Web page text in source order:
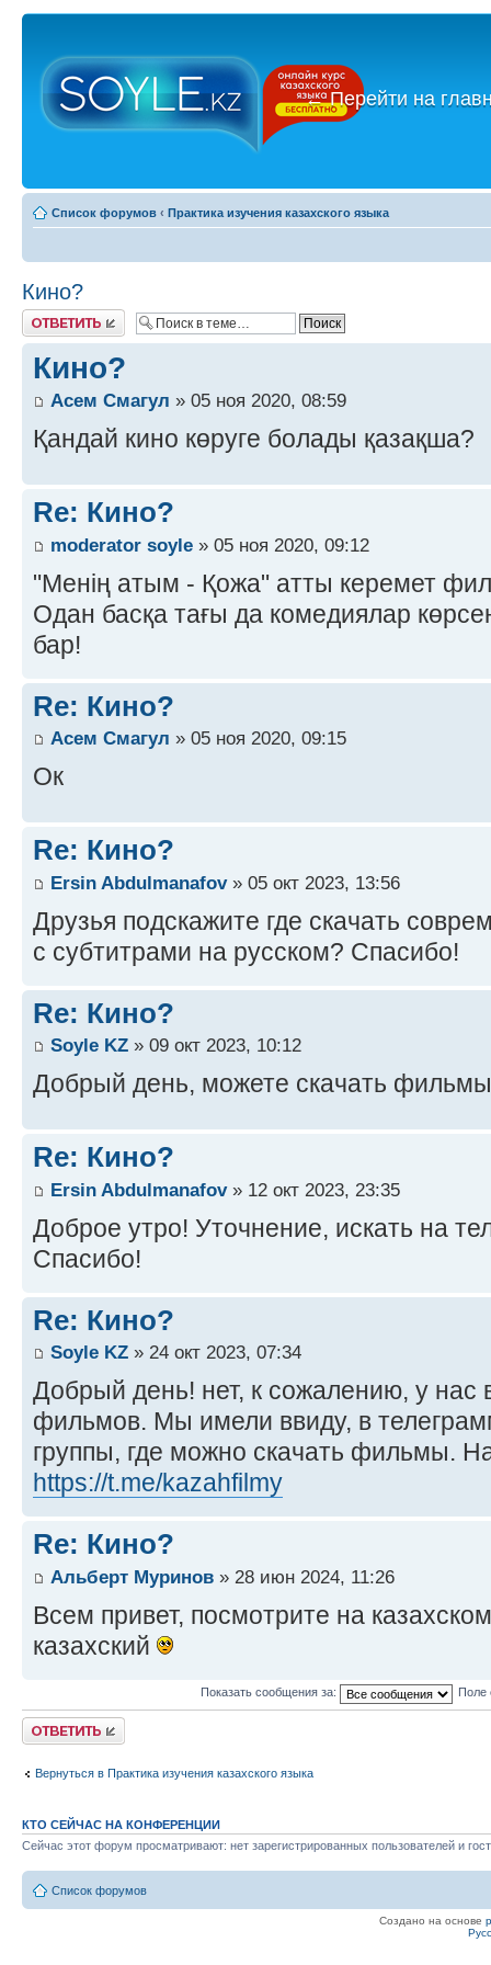
←Перейти на
Список форумов ‹ Практика изучения казахского языка
Кино?
Ответить
Кино?
Асем Смагул » 05 ноя 2020, 08:59
Қандай кино көруге болады қазақша?
Re: Кино?
moderator soyle » 05 ноя 2020, 09:12
"Менің атым - Қожа" атты керемет
Одан басқа тағы да комедиялар
бар!
Re: Кино?
Асем Смагул » 05 ноя 2020, 09:15
Ок
Re: Кино?
Ersin Abdulmanafov» 05 окт 2023, 13:56
Друзья подскажите где скачать
с субтитрами на русском? Спасибо!
Re: Кино?
Soyle KZ » 09 окт 2023, 10:12
Добрый день, можете скачать
Re: Кино?
Ersin Abdulmanafov» 12 окт 2023, 23:35
Доброе утро! Уточнение, искать на
Спасибо!
Re: Кино?
Soyle KZ » 24 окт 2023, 07:34
Добрый день! нет, к сожалению, у нас
фильмов. Мы имели ввиду, в
группы, где можно скачать фильмы.
https://t.me/kazahfilmy
Re: Кино?
Альберт Муринов » 28 июн 2024, 11:26
Всем привет, посмотрите на
казахский
Показать сообщения за: Поле
Ответить
Вернуться в Практика изучения казахского языка
КТО СЕЙЧАС НА КОНФЕРЕНЦИИ
Сейчас этот форум просматривают: нет зарегистрированных пользователей и
Список форумов
Создано на основе